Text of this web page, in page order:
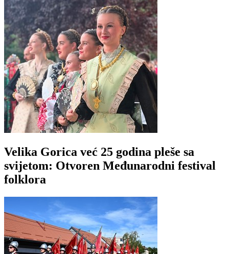
Velika Gorica već 25 godina pleše sa
svijetom: Otvoren Međunarodni festival
folklora